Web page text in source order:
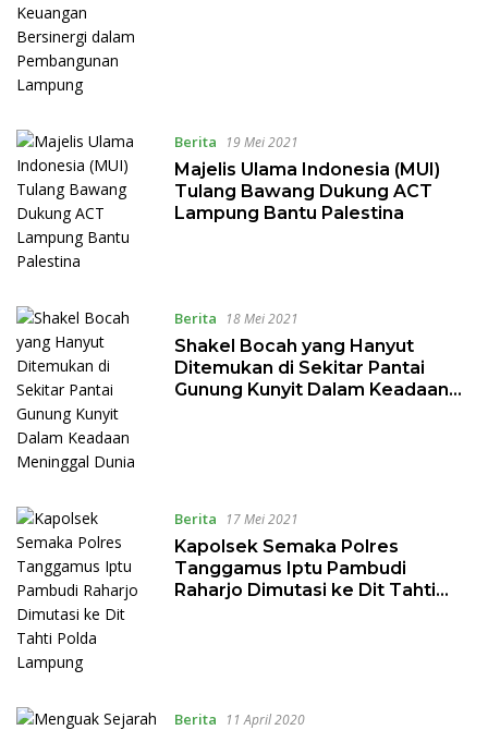
Berita 19 Mei 2021
Majelis Ulama Indonesia (MUI)
Tulang Bawang Dukung ACT
Lampung Bantu Palestina
Berita 18 Mei 2021
Shakel Bocah yang Hanyut
Ditemukan di Sekitar Pantai
Gunung Kunyit Dalam Keadaan
Berita 17 Mei 2021
Kapolsek Semaka Polres
Tanggamus Iptu Pambudi
Raharjo Dimutasi ke Dit Tahti
Berita 11 April 2020